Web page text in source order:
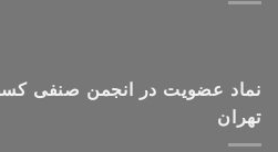
نماد عضویت در انجمن صنفی
تهران